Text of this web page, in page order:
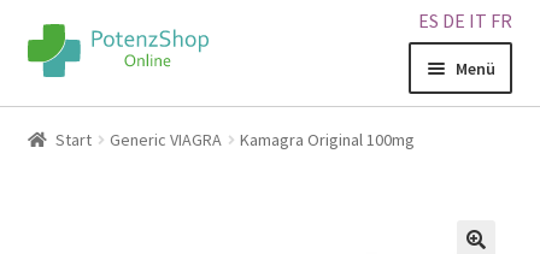
ES DE IT FR
Menü
Home
Start Generic VIAGRA Kamagra Original 100mg